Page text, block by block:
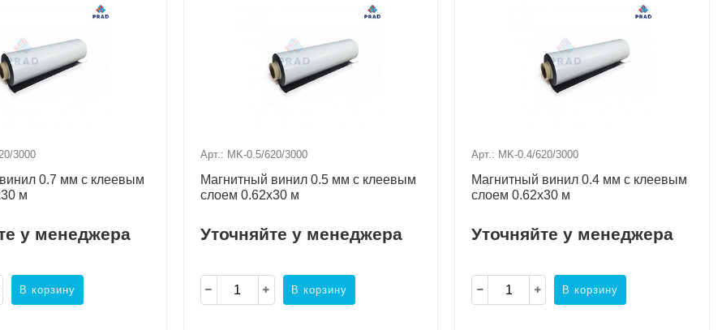
3000
0.7 мм с клеевым
м
у менеджера
В корзину
Арт.: MK-0.5/620/3000
Магнитный винил 0.5 мм с клеевым
слоем 0.62x30 м
Уточняйте у менеджера
В корзину
Арт.: MK-0.4/620/3000
Магнитный винил 0.4 мм с клеевым
слоем 0.62x30 м
Уточняйте у менеджера
В корзину